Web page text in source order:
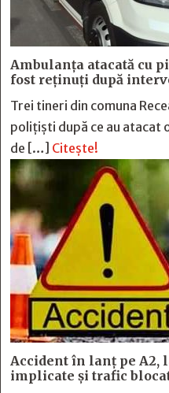
Ambulanța atacată cu
fost reținuți după
Trei tineri din comuna
polițiști după ce au atacat
de […] Citește!
Accident în lanț pe A2,
implicate și trafic